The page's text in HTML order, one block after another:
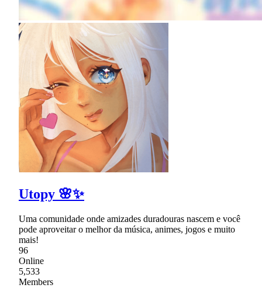
Utopy 🌸✨
Uma comunidade onde amizades duradouras nascem e você
pode aproveitar o melhor da música, animes, jogos e muito
mais!
96
Online
5,533
Members